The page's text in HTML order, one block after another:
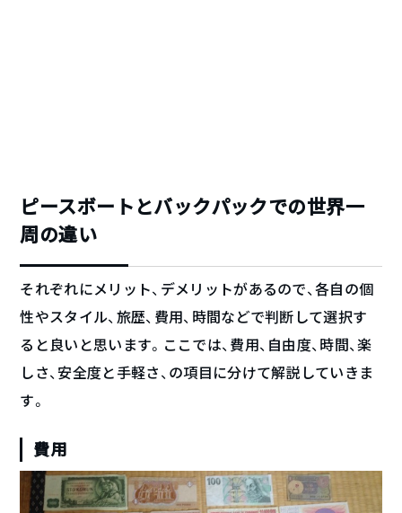
ピースボートとバックパックでの世界一
周の違い
それぞれにメリット、デメリットがあるので、各自の個
性やスタイル、旅歴、費用、時間などで判断して選択す
ると良いと思います。ここでは、費用、自由度、時間、楽
しさ、安全度と手軽さ、の項目に分けて解説していきま
す。
費用